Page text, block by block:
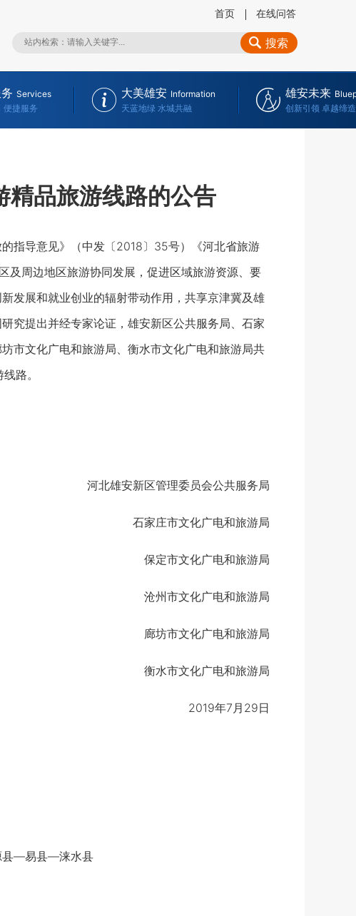
首页 在线问答
搜索
Services
便捷服务
大美雄安 Information
天蓝地绿 水城共融
雄安未来
创新引领 卓越缔造
精品旅游线路的公告
指导意见》（中发〔2018〕35号）《河北省旅游
周边地区旅游协同发展，促进区域旅游资源、要
发展和就业创业的辐射带动作用，共享京津冀及雄
究提出并经专家论证，雄安新区公共服务局、石家
市文化广电和旅游局、衡水市文化广电和旅游局共
路。
河北雄安新区管理委员会公共服务局
石家庄市文化广电和旅游局
保定市文化广电和旅游局
沧州市文化广电和旅游局
廊坊市文化广电和旅游局
衡水市文化广电和旅游局
2019年7月29日
—易县—涞水县